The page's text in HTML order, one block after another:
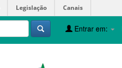
Legislação Canais
Entrar em: